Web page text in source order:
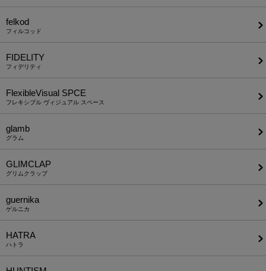
felkod
フィルコッド
FIDELITY
フィデリティ
FlexibleVisual SPCE
フレキシブル ヴィジュアル スペース
glamb
グラム
GLIMCLAP
グリムクラップ
guernika
ゲルニカ
HATRA
ハトラ